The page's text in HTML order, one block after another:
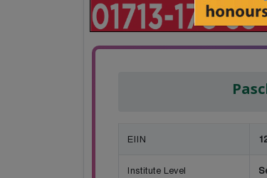
EIIN
Institute Level